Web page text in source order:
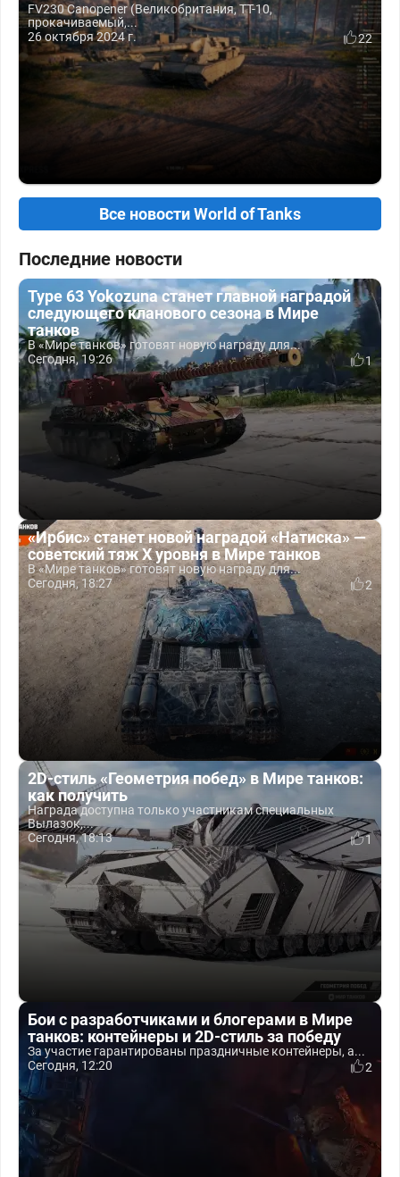
FV230 Canopener (Великобритания, ТТ-10,
прокачиваемый,...
26 октября 2024 г.
22
Все новости World of Tanks
Последние новости
Type 63 Yokozuna станет главной наградой
следующего кланового сезона в Мире
танков
В «Мире танков» готовят новую награду для...
Сегодня, 19:26
1
«Ирбис» станет новой наградой «Натиска» —
советский тяж X уровня в Мире танков
В «Мире танков» готовят новую награду для...
Сегодня, 18:27
2
2D-стиль «Геометрия побед» в Мире танков:
как получить
Награда доступна только участникам специальных
Вылазок,...
Сегодня, 18:13
1
Бои с разработчиками и блогерами в Мире
танков: контейнеры и 2D-стиль за победу
За участие гарантированы праздничные контейнеры, а...
Сегодня, 12:20
2